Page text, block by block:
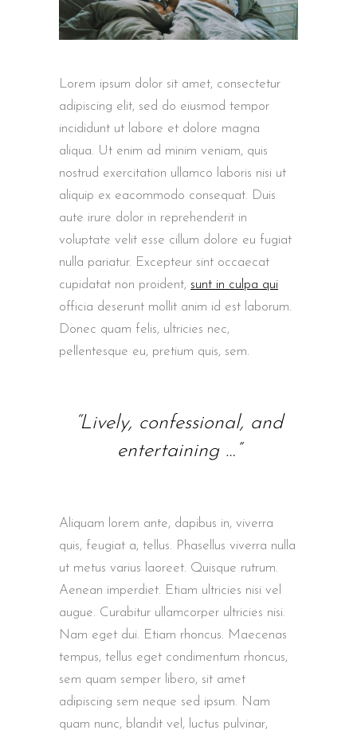
Lorem ipsum dolor sit amet, consectetur
adipiscing elit, sed do eiusmod tempor
incididunt ut labore et dolore magna
aliqua. Ut enim ad minim veniam, quis
nostrud exercitation ullamco laboris nisi ut
aliquip ex eacommodo consequat. Duis
aute irure dolor in reprehenderit in
voluptate velit esse cillum dolore eu fugiat
nulla pariatur. Excepteur sint occaecat
cupidatat non proident, sunt in culpa qui
officia deserunt mollit anim id est laborum.
Donec quam felis, ultricies nec,
pellentesque eu, pretium quis, sem.
“Lively, confessional, and
entertaining …”
Aliquam lorem ante, dapibus in, viverra
quis, feugiat a, tellus. Phasellus viverra nulla
ut metus varius laoreet. Quisque rutrum.
Aenean imperdiet. Etiam ultricies nisi vel
augue. Curabitur ullamcorper ultricies nisi.
Nam eget dui. Etiam rhoncus. Maecenas
tempus, tellus eget condimentum rhoncus,
sem quam semper libero, sit amet
adipiscing sem neque sed ipsum. Nam
quam nunc, blandit vel, luctus pulvinar,